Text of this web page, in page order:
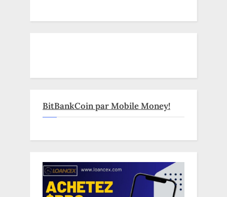
BitBankCoin par Mobile Money!